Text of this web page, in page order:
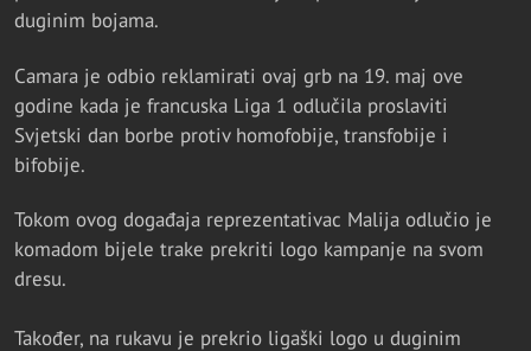
duginim bojama.
Camara je odbio reklamirati ovaj grb na 19. maj ove
godine kada je francuska Liga 1 odlučila proslaviti
Svjetski dan borbe protiv homofobije, transfobije i
bifobije.
Tokom ovog događaja reprezentativac Malija odlučio je
komadom bijele trake prekriti logo kampanje na svom
dresu.
Također, na rukavu je prekrio ligaški logo u duginim